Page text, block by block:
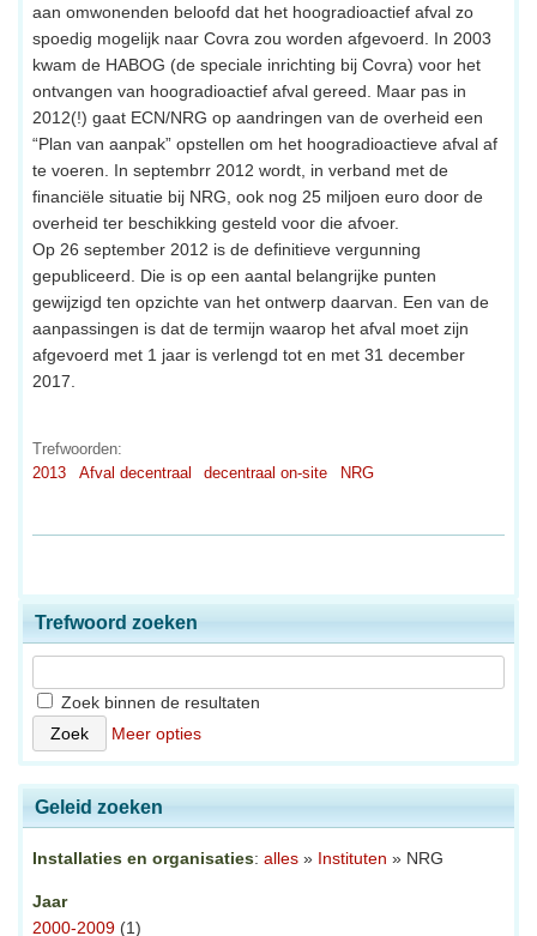
aan omwonenden beloofd dat het hoogradioactief afval zo
spoedig mogelijk naar Covra zou worden afgevoerd. In 2003
kwam de HABOG (de speciale inrichting bij Covra) voor het
ontvangen van hoogradioactief afval gereed. Maar pas in
2012(!) gaat ECN/NRG op aandringen van de overheid een
“Plan van aanpak” opstellen om het hoogradioactieve afval af
te voeren. In septembrr 2012 wordt, in verband met de
financiële situatie bij NRG, ook nog 25 miljoen euro door de
overheid ter beschikking gesteld voor die afvoer.
Op 26 september 2012 is de definitieve vergunning
gepubliceerd. Die is op een aantal belangrijke punten
gewijzigd ten opzichte van het ontwerp daarvan. Een van de
aanpassingen is dat de termijn waarop het afval moet zijn
afgevoerd met 1 jaar is verlengd tot en met 31 december
2017.
Trefwoorden:
2013
Afval decentraal decentraal on-site NRG
Trefwoord zoeken
Zoek binnen de resultaten
Meer opties
Geleid zoeken
Installaties en organisaties: alles » Instituten » NRG
Jaar
2000-2009 (1)